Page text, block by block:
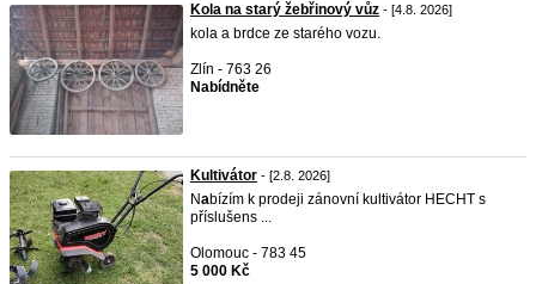
Kola na starý žebřinový vůz - [4.8. 2026]
kola a brdce ze starého vozu.
Zlín - 763 26
Nabídněte
Kultivátor - [2.8. 2026]
Nabízím k prodeji zánovní kultivátor HECHT s
příslušens ...
Olomouc - 783 45
5 000 Kč